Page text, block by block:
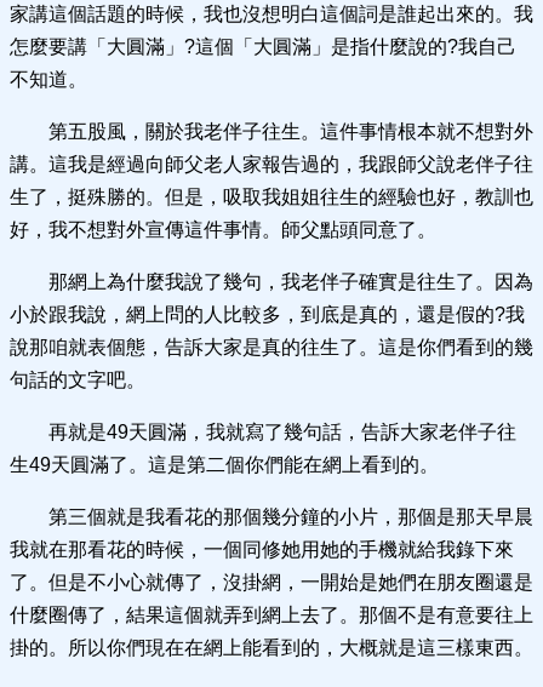
家講這個話題的時候，我也沒想明白這個詞是誰起出來的。我
怎麼要講「大圓滿」?這個「大圓滿」是指什麼說的?我自己
不知道。
第五股風，關於我老伴子往生。這件事情根本就不想對外
講。這我是經過向師父老人家報告過的，我跟師父說老伴子往
生了，挺殊勝的。但是，吸取我姐姐往生的經驗也好，教訓也
好，我不想對外宣傳這件事情。師父點頭同意了。
那網上為什麼我說了幾句，我老伴子確實是往生了。因為
小於跟我說，網上問的人比較多，到底是真的，還是假的?我
說那咱就表個態，告訴大家是真的往生了。這是你們看到的幾
句話的文字吧。
再就是49天圓滿，我就寫了幾句話，告訴大家老伴子往
生49天圓滿了。這是第二個你們能在網上看到的。
第三個就是我看花的那個幾分鐘的小片，那個是那天早晨
我就在那看花的時候，一個同修她用她的手機就給我錄下來
了。但是不小心就傳了，沒掛網，一開始是她們在朋友圈還是
什麼圈傳了，結果這個就弄到網上去了。那個不是有意要往上
掛的。所以你們現在在網上能看到的，大概就是這三樣東西。